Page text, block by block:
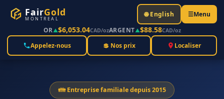
FairGold
MONTREAL
OR▲$6,053.04CAD/ozARGENT▲$88.58CAD/oz
Appelez-nous Localiser
💲 Nos prix
🌐 English ☰Menu
👪 Entreprise familiale depuis 2015